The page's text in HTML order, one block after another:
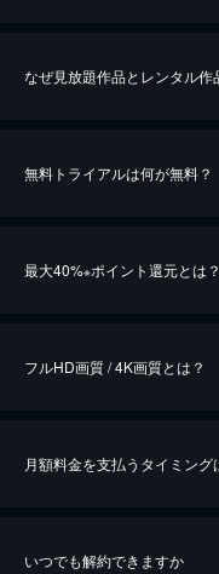
なぜ見放題作品とレンタル作
無料トライアルは何が無料？
最大40%※ポイント還元とは？
※40％ポイント還元の対象は、ク
iOSアプリのUコイン決済による
フルHD画質 / 4K画質とは？
月額料金を支払うタイミング
いつでも解約できますか